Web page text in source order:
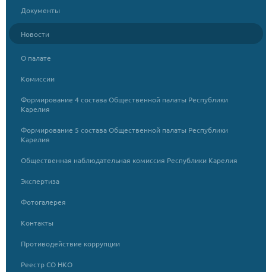
Документы
Новости
О палате
Комиссии
Формирование 4 состава Общественной палаты Республики
Карелия
Формирование 5 состава Общественной палаты Республики
Карелия
Общественная наблюдательная комиссия Республики Карелия
Экспертиза
Фотогалерея
Контакты
Противодействие коррупции
Реестр СО НКО